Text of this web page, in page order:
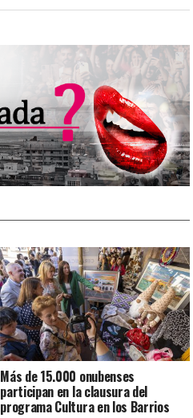
Más de 15.000 onubenses
participan en la clausura del
programa Cultura en los Barrios